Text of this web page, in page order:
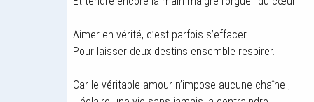
Aimer en vérité, c’est parfois s’effacer
Pour laisser deux destins ensemble respirer.
Car le véritable amour n’impose aucune chaîne ;